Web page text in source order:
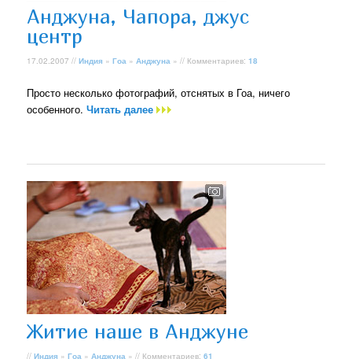
Анджуна, Чапора, джус
центр
17.02.2007 //Индия »Гоа »Анджуна » // Комментариев:18
Просто несколько фотографий, отснятых в Гоа, ничего
особенного.Читать далее
Житие наше в Анджуне
//Индия »Гоа »Анджуна » // Комментариев:61